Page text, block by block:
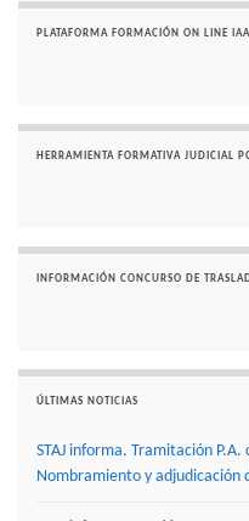
PLATAFORMA FORMACIÓN ON LINE
HERRAMIENTA FORMATIVA JUDICIAL
INFORMACIÓN CONCURSO DE
ÚLTIMAS NOTICIAS
STAJ informa. Tramitación
Nombramiento y adjudicación